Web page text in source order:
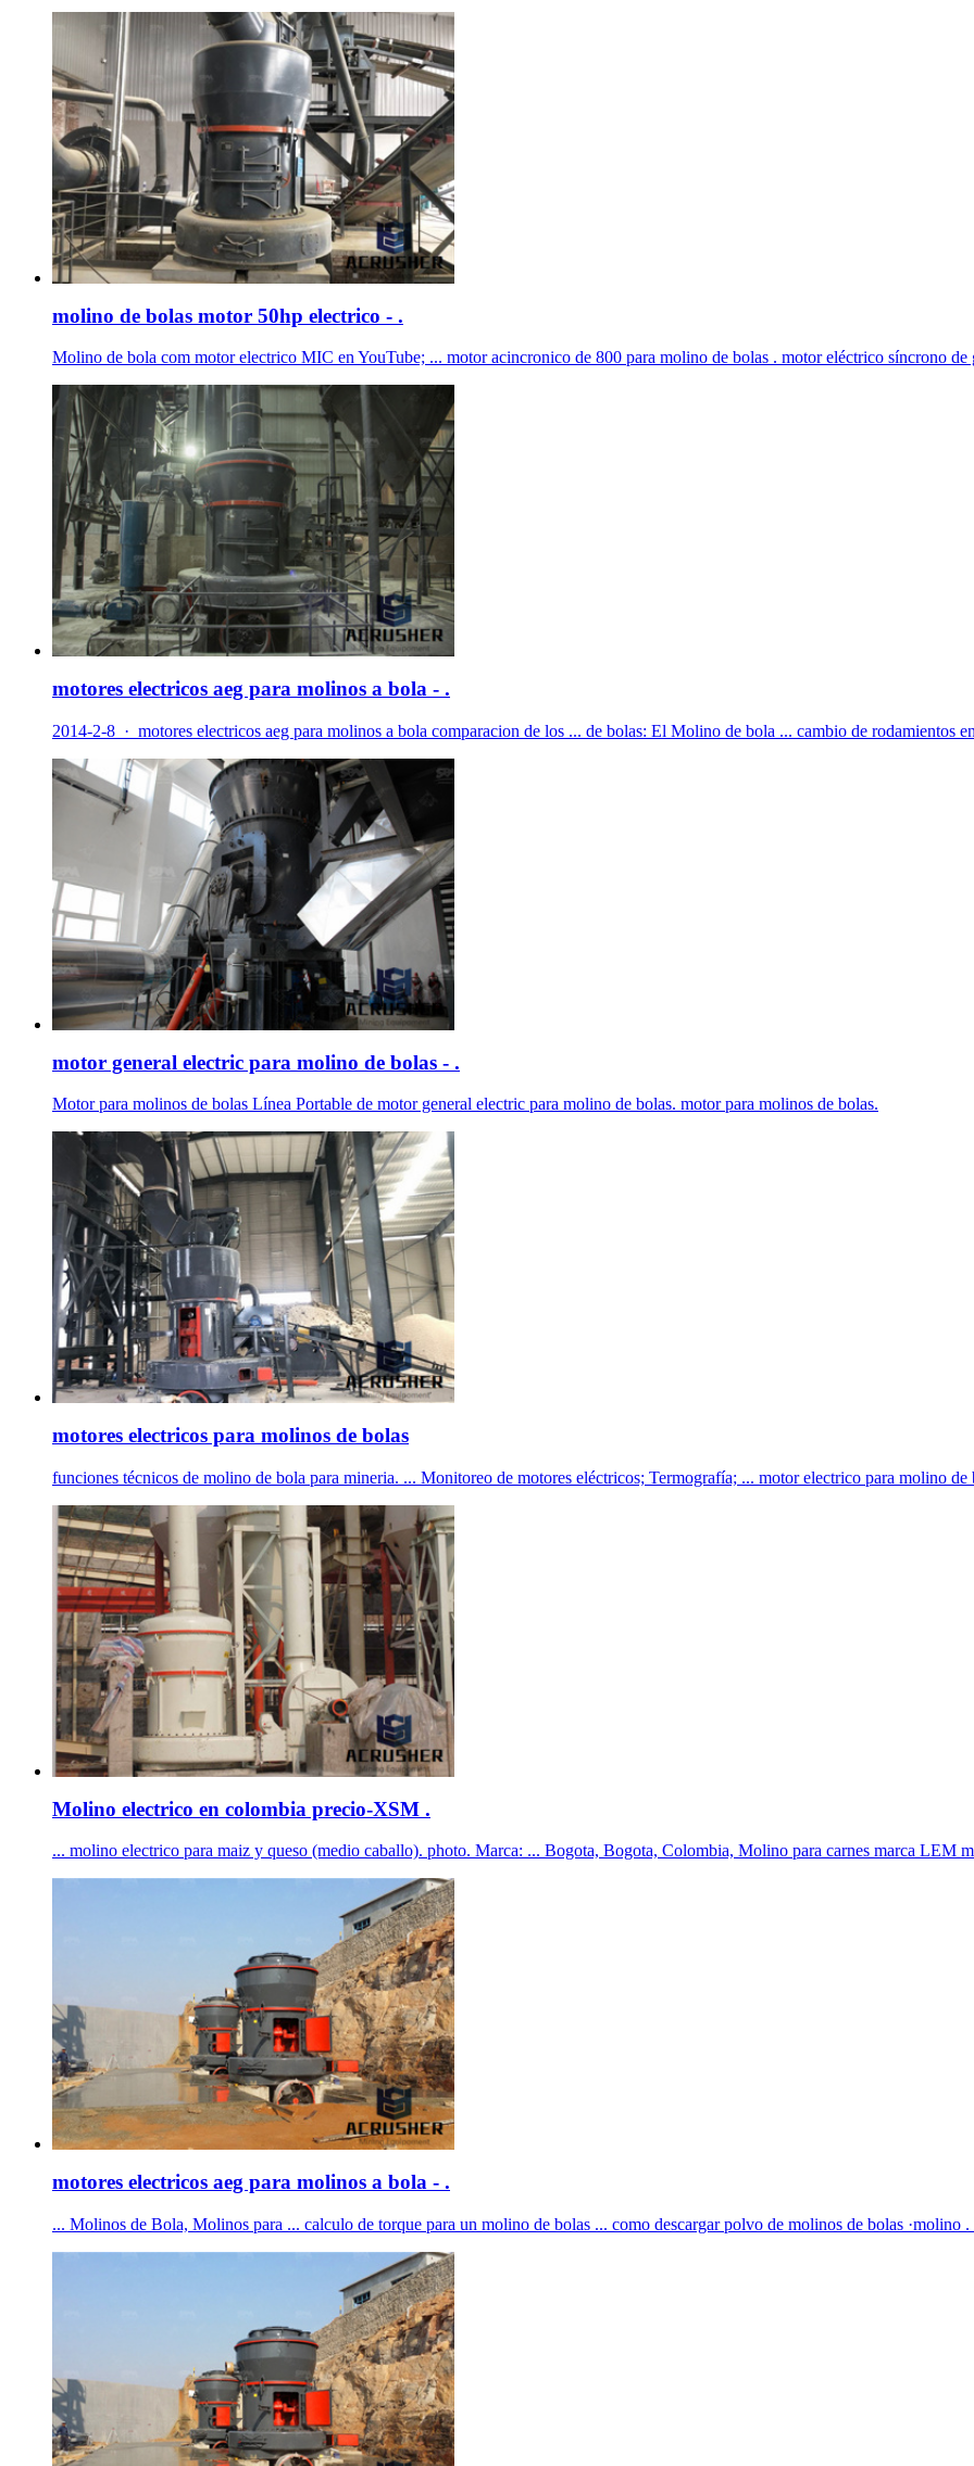
molino de bolas motor 50hp electrico - .
Molino de bola com motor electrico MIC en YouTube; ... motor acincronico de 800 para molino de bolas . motor eléctrico síncrono de
motores electricos aeg para molinos a bola - .
2014-2-8 · motores electricos aeg para molinos a bola comparacion de los ... de bolas: El Molino de bola ... cambio de rodamientos
motor general electric para molino de bolas - .
Motor para molinos de bolas Línea Portable de motor general electric para molino de bolas. motor para molinos de bolas.
motores electricos para molinos de bolas
funciones técnicos de molino de bola para mineria. ... Monitoreo de motores eléctricos; Termografía; ... motor electrico para molino de
Molino electrico en colombia precio-XSM .
... molino electrico para maiz y queso (medio caballo). photo. Marca: ... Bogota, Bogota, Colombia, Molino para carnes marca LEM
motores electricos aeg para molinos a bola - .
... Molinos de Bola, Molinos para ... calculo de torque para un molino de bolas ... como descargar polvo de molinos de bolas ·molino